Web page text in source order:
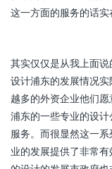
这一方面的服务的话实
其实仅仅是从我上面
设计浦东的发展情况
越多的外资企业他们
浦东的一些专业的设
服务。而很显然这一
业的发展提供了非常